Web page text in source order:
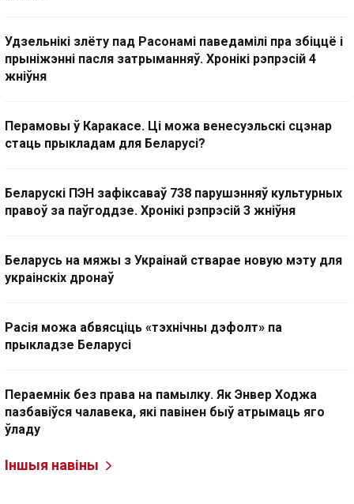
Удзельнікі злёту пад Расонамі паведамілі пра збіццё і
прыніжэнні пасля затрыманняў. Хронікі рэпрэсій 4
жніўня
Перамовы ў Каракасе. Ці можа венесуэльскі сцэнар
стаць прыкладам для Беларусі?
Беларускі ПЭН зафіксаваў 738 парушэнняў культурных
правоў за паўгоддзе. Хронікі рэпрэсій 3 жніўня
Беларусь на мяжы з Украінай стварае новую мэту для
украінскіх дронаў
Расія можа абвясціць «тэхнічны дэфолт» па
прыкладзе Беларусі
Пераемнік без права на памылку. Як Энвер Ходжа
пазбавіўся чалавека, які павінен быў атрымаць яго
ўладу
Іншыя навіны